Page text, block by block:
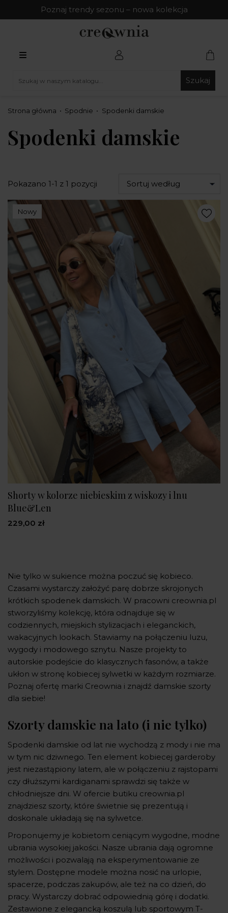
Poznaj trendy sezonu – nowa kolekcja
Szukaj
Strona główna Spodnie Spodenki damskie
Spodenki damskie
Pokazano 1-1 z 1 pozycji Sortuj według
Nowy
Shorty w kolorze niebieskim z wiskozy i lnu
Blue&Len
229,00 zł
Nie tylko w sukience można poczuć się kobieco.
Czasami wystarczy założyć parę dobrze skrojonych
krótkich spodenek damskich. W pracowni creownia.pl
stworzyliśmy kolekcję, która odnajduje się w
codziennych, miejskich stylizacjach i eleganckich,
wakacyjnych lookach. Stawiamy na połączeniu luzu,
wygody i modowego sznytu. Nasze projekty to
autorskie podejście do klasycznych fasonów, a także
ukłon w stronę kobiecej sylwetki w każdym rozmiarze.
Poznaj ofertę marki Creownia i znajdź damskie szorty
dla siebie!
Szorty damskie na lato (i nie tylko)
Spodenki damskie od lat nie wychodzą z mody i nie ma
w tym nic dziwnego. Ten element kobiecej garderoby
jest niezastąpiony latem, ale w połączeniu z rajstopami
czy dłuższymi kardiganami sprawdzi się także w
chłodniejsze dni. W ofercie butiku creownia.pl
znajdziesz szorty, które świetnie się prezentują i
doskonale układają się na sylwetce.
Proponujemy je kobietom ceniącym wygodne, modne
ubrania wysokiej jakości. Nasze ubrania dają ogromne
możliwości i pozwalają na eksperymentowanie ze
stylem. Dostępne modele można nosić na urlopie,
spacerze, podczas zakupów, ale też na co dzień, do
pracy. Wystarczy dobrać odpowiednią górę i dodatki.
Zestawione z elegancką koszulą lub sportowym T-